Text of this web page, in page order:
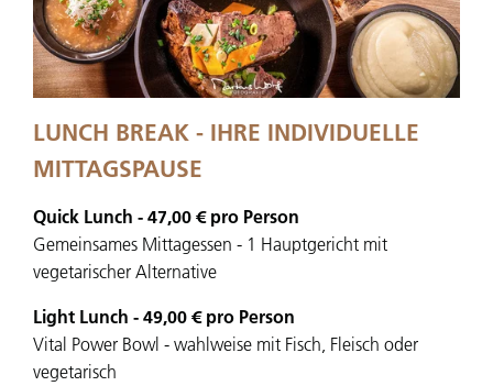
LUNCH BREAK - IHRE INDIVIDUELLE
MITTAGSPAUSE
Quick Lunch - 47,00 € pro Person
Gemeinsames Mittagessen - 1 Hauptgericht mit
vegetarischer Alternative
Light Lunch - 49,00 € pro Person
Vital Power Bowl - wahlweise mit Fisch, Fleisch oder
vegetarisch